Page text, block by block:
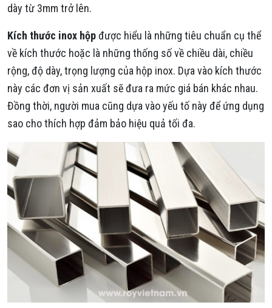
dày từ 3mm trở lên.
Kích thước inox hộpđược hiểu là những tiêu chuẩn cụ thể
về kích thước hoặc là những thống số về chiều dài, chiều
rộng, độ dày, trọng lượng của hộp inox. Dựa vào kích thước
này các đơn vị sản xuất sẽ đưa ra mức giá bán khác nhau.
Đồng thời, người mua cũng dựa vào yếu tố này để ứng dụng
sao cho thích hợp đảm bảo hiệu quả tối đa.